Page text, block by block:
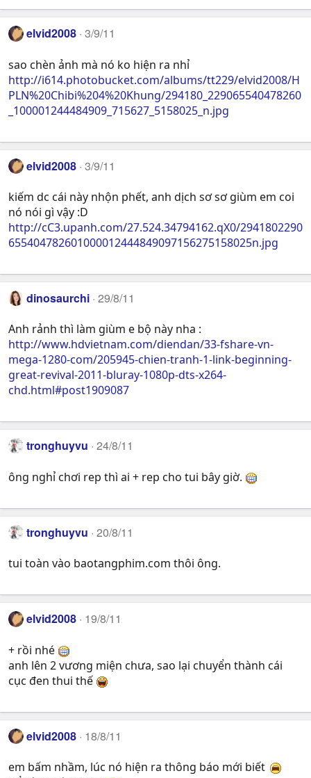
elvid2008 3/9/11
sao chèn ảnh mà nó ko hiện ra nhỉ
http://i614.photobucket.com/albums/tt229/elvid2008/H
PLN%20Chibi%204%20Khung/294180_229065540478260
_100001244484909_715627_5158025_n.jpg
elvid2008 3/9/11
kiếm dc cái này nhộn phết, anh dịch sơ sơ giùm em coi
nó nói gì vậy :D
http://cC3.upanh.com/27.524.34794162.qX0/2941802290
655404782601000012444849097156275158025n.jpg
dinosaurchi 29/8/11
Anh rảnh thì làm giùm e bộ này nha :
http://www.hdvietnam.com/diendan/33-fshare-vn-
mega-1280-com/205945-chien-tranh-1-link-beginning-
great-revival-2011-bluray-1080p-dts-x264-
chd.html#post1909087
tronghuyvu 24/8/11
ông nghỉ chơi rep thì ai + rep cho tui bây giờ.
tronghuyvu 20/8/11
tui toàn vào baotangphim.com thôi ông.
elvid2008 19/8/11
+ rồi nhé
anh lên 2 vương miện chưa, sao lại chuyển thành cái
cục đen thui thế
elvid2008 18/8/11
em bấm nhầm, lúc nó hiện ra thông báo mới biết